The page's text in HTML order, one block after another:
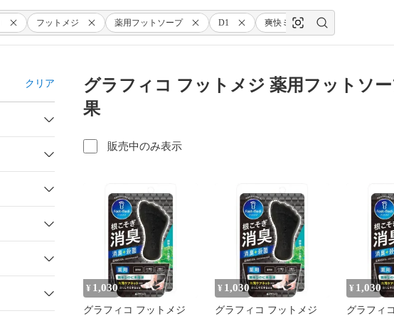
フットメジ 薬用フットソープ D1 爽快ミント
クリア
グラフィコ フットメジ 薬用フットソ
果
販売中のみ表示
¥ 1,030
グラフィコ フットメジ
¥ 1,030
グラフィコ フットメジ
¥ 1,030
グラフィ